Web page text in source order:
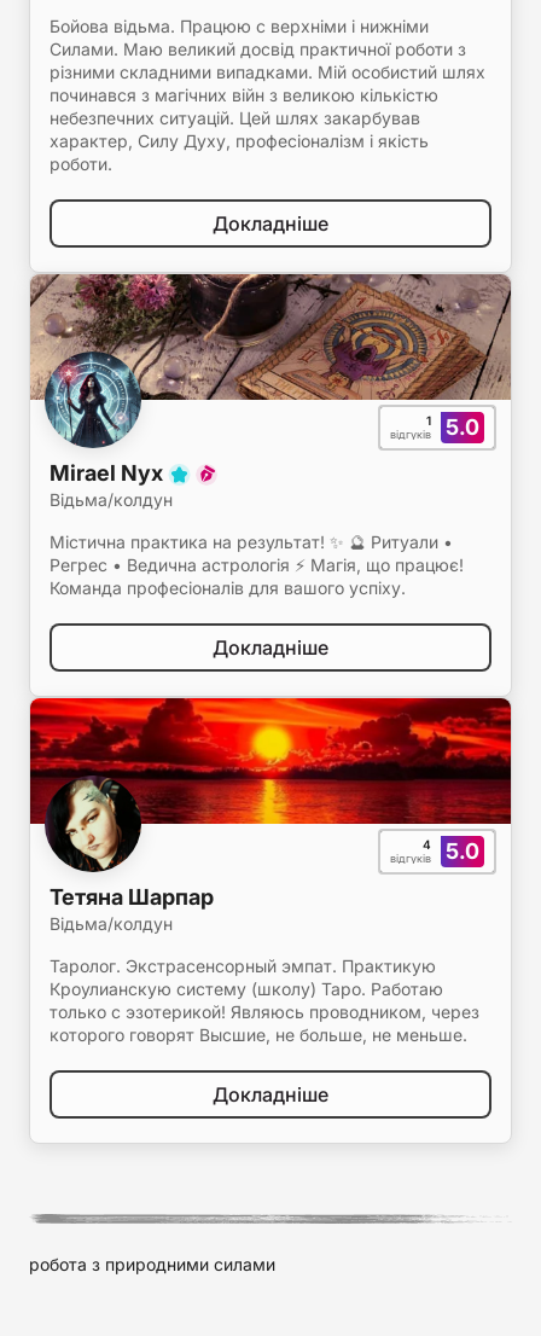
Бойова відьма. Працюю с верхніми і нижніми
Силами. Маю великий досвід практичної роботи з
різними складними випадками. Мій особистий шлях
починався з магічних війн з великою кількістю
небезпечних ситуацій. Цей шлях закарбував
характер, Силу Духу, професіоналізм і якість
роботи.
Докладніше
5.0
1
відгуків
Mirael Nyx
Відьма/колдун
Містична практика на результат! ✨ 🔮 Ритуали •
Регрес • Ведична астрологія ⚡ Магія, що працює!
Команда професіоналів для вашого успіху.
Докладніше
5.0
4
відгуків
Тетяна Шарпар
Відьма/колдун
Таролог. Экстрасенсорный эмпат. Практикую
Кроулианскую систему (школу) Таро. Работаю
только с эзотерикой! Являюсь проводником, через
которого говорят Высшие, не больше, не меньше.
Докладніше
робота з природними силами